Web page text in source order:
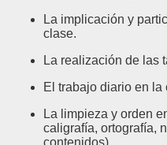
La implicación y
clase.
La realización de las
El trabajo diario en la
La limpieza y orden
caligrafía, ortografía,
contenidos).